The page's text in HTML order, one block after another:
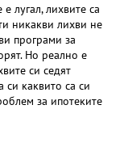
лугал, лихвите са
никакви лихви не
програми за
Но реално е
си седят
си каквито са си
за ипотеките